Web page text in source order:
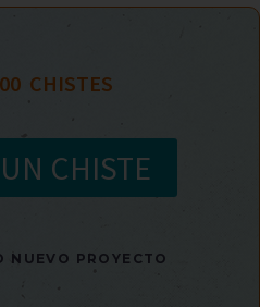
  CHISTES
CHISTE
NUEVO PROYECTO